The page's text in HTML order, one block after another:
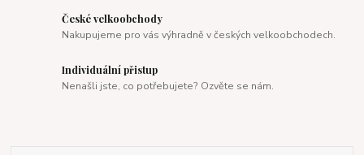
České velkoobchody
Nakupujeme pro vás výhradně v českých velkoobchodech.
Individuální přistup
Nenašli jste, co potřebujete? Ozvěte se nám.